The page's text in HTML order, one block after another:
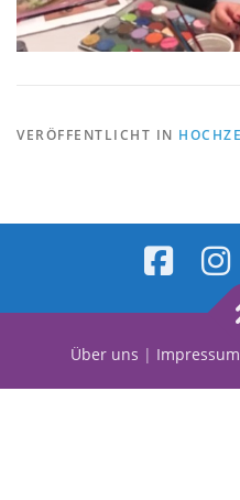
VERÖFFENTLICHT IN
Über uns | Impressum